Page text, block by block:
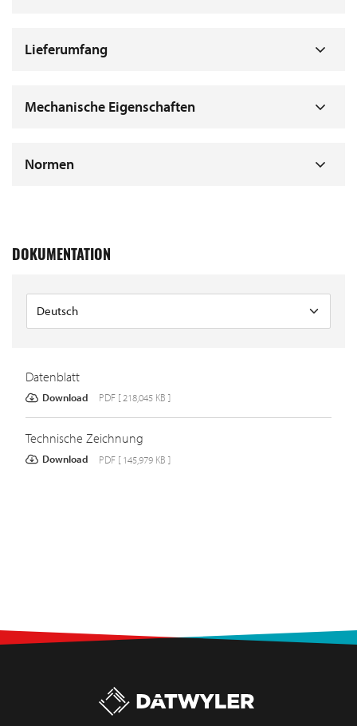
Lieferumfang
Mechanische Eigenschaften
Normen
DOKUMENTATION
Datenblatt
Download PDF [ 218,045 KB ]
Technische Zeichnung
Download PDF [ 145,979 KB ]